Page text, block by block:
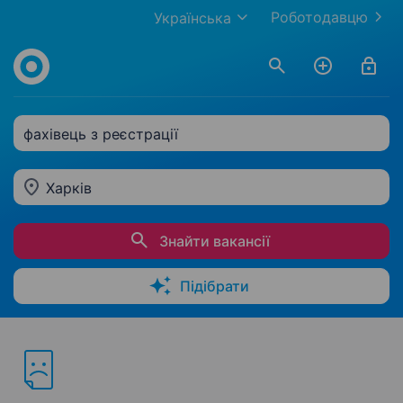
Роботодавцю
Українська
фахівець з реєстрації
Харків
Знайти вакансії
Підібрати